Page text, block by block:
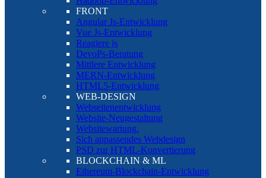
FRONT
Angular Js-Entwicklung
Vue Js-Entwicklung
Reagiere js
DevoPs-Beratung
Mittlere Entwicklung
MERN-Entwicklung
HTML5-Entwicklung
WEB-DESIGN
Webseitenentwicklung
Website-Neugestaltung
Websitewartung.
Sich anpassendes Webdesign
PSD zur HTML-Konvertierung
BLOCKCHAIN & ML
Ethereum-Blockchain-Entwicklung